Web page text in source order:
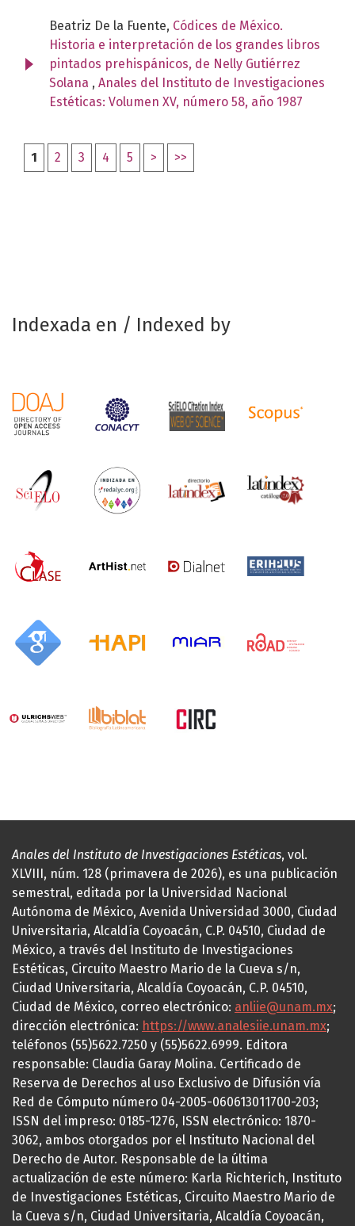
Beatriz De la Fuente, Códices de México.
Historia e interpretación de los grandes libros
pintados prehispánicos, de Nelly Gutiérrez
Solana , Anales del Instituto de Investigaciones
Estéticas: Volumen XV, número 58, año 1987
1 2 3 4 5 > >>
Indexada en / Indexed by
Anales del Instituto de Investigaciones Estéticas, vol.
XLVIII, núm. 128 (primavera de 2026), es una publicación
semestral, editada por la Universidad Nacional
Autónoma de México, Avenida Universidad 3000, Ciudad
Universitaria, Alcaldía Coyoacán, C.P. 04510, Ciudad de
México, a través del Instituto de Investigaciones
Estéticas, Circuito Maestro Mario de la Cueva s/n,
Ciudad Universitaria, Alcaldía Coyoacán, C.P. 04510,
Ciudad de México, correo electrónico: anliie@unam.mx;
dirección electrónica: https://www.analesiie.unam.mx;
teléfonos (55)5622.7250 y (55)5622.6999. Editora
responsable: Claudia Garay Molina. Certificado de
Reserva de Derechos al uso Exclusivo de Difusión vía
Red de Cómputo número 04-2005-060613011700-203;
ISSN del impreso: 0185-1276, ISSN electrónico: 1870-
3062, ambos otorgados por el Instituto Nacional del
Derecho de Autor. Responsable de la última
actualización de este número: Karla Richterich, Instituto
de Investigaciones Estéticas, Circuito Maestro Mario de
la Cueva s/n, Ciudad Universitaria, Alcaldía Coyoacán,